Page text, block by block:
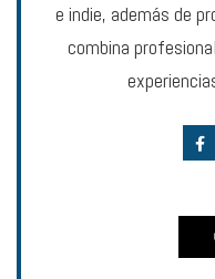
e indie, además de
combina